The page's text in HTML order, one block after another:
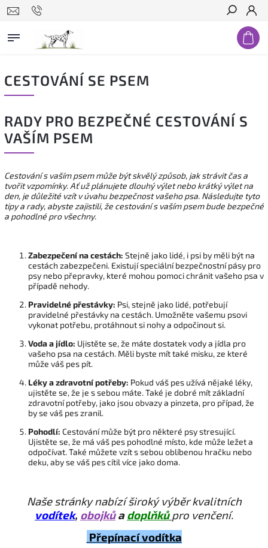
Hledat
CESTOVÁNÍ SE PSEM
RADY PRO BEZPEČNÉ CESTOVÁNÍ S
VAŠÍM PSEM
Cestování s vaším psem může být skvělý způsob, jak strávit čas a
tvořit vzpomínky. Ať už plánujete dlouhý výlet nebo krátký výlet na
den, je důležité vzít v úvahu bezpečnost vašeho psa. Následujte tyto
tipy a rady, abyste zajistili, že cestování s vaším psem bude bezpečné
a pohodlné pro všechny.
Zabezpečení na cestách: Stejně jako lidé, i psi by měli být na
cestách zabezpečeni. Existují speciální bezpečnostní pásy pro
psy nebo přepravky, které mohou pomoci chránit vašeho psa v
případě nehody.
Pravidelné přestávky: Psi, stejně jako lidé, potřebují
pravidelné přestávky na cestách. Umožněte vašemu psovi
vykonat potřebu, protáhnout si nohy a odpočinout si.
Voda a jídlo: Ujistěte se, že máte dostatek vody a jídla pro
vašeho psa na cestách. Měli byste mít také misku, ze které
může váš pes pít.
Léky a zdravotní potřeby: Pokud váš pes užívá nějaké léky,
ujistěte se, že je s sebou máte. Také je dobré mít základní
zdravotní potřeby, jako jsou obvazy a pinzeta, pro případ, že
by se váš pes zranil.
Pohodlí: Cestování může být pro některé psy stresující.
Ujistěte se, že má váš pes pohodlné místo, kde může ležet a
odpočívat. Také můžete vzít s sebou oblíbenou hračku nebo
deku, aby se váš pes cítil více jako doma.
Naše stránky nabízí široký výběr kvalitních
vodítek, obojkůadoplňků pro venčení.
Přepínací vodítka